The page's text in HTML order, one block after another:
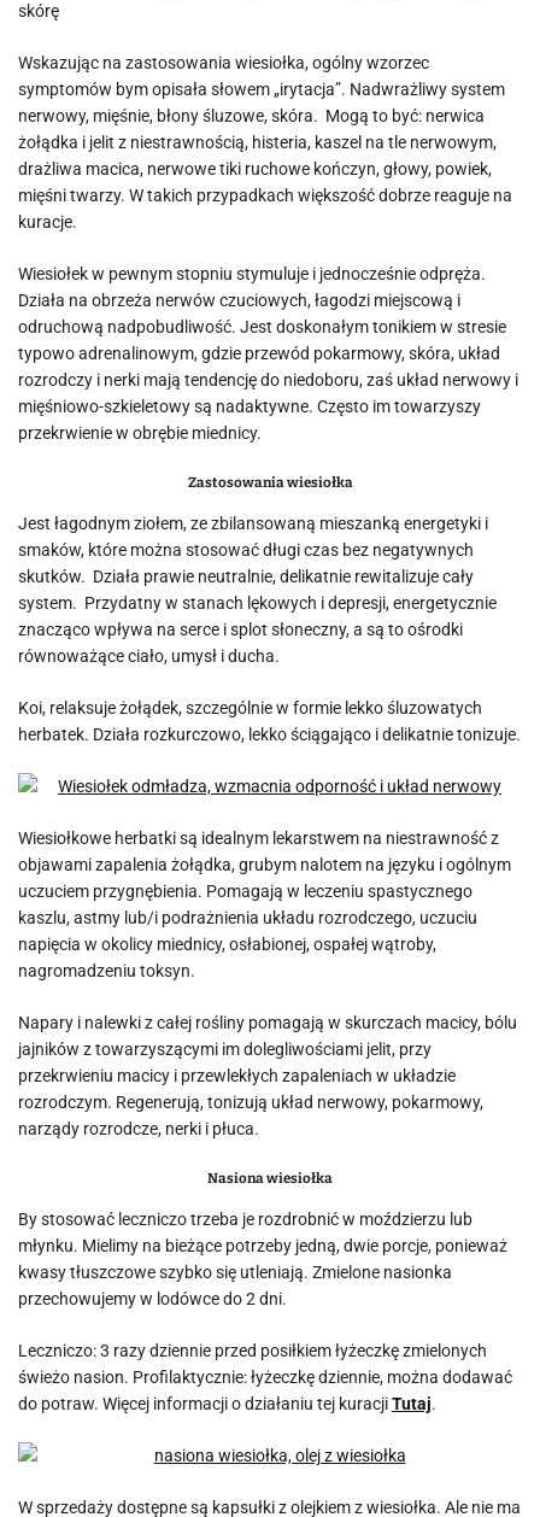
skórę
Wskazując na zastosowania wiesiołka, ogólny wzorzec
symptomów bym opisała słowem „irytacja”. Nadwrażliwy system
nerwowy, mięśnie, błony śluzowe, skóra. Mogą to być: nerwica
żołądka i jelit z niestrawnością, histeria, kaszel na tle nerwowym,
drażliwa macica, nerwowe tiki ruchowe kończyn, głowy, powiek,
mięśni twarzy. W takich przypadkach większość dobrze reaguje na
kuracje.
Wiesiołek w pewnym stopniu stymuluje i jednocześnie odpręża.
Działa na obrzeża nerwów czuciowych, łagodzi miejscową i
odruchową nadpobudliwość. Jest doskonałym tonikiem w stresie
typowo adrenalinowym, gdzie przewód pokarmowy, skóra, układ
rozrodczy i nerki mają tendencję do niedoboru, zaś układ nerwowy i
mięśniowo-szkieletowy są nadaktywne. Często im towarzyszy
przekrwienie w obrębie miednicy.
Zastosowania wiesiołka
Jest łagodnym ziołem, ze zbilansowaną mieszanką energetyki i
smaków, które można stosować długi czas bez negatywnych
skutków. Działa prawie neutralnie, delikatnie rewitalizuje cały
system. Przydatny w stanach lękowych i depresji, energetycznie
znacząco wpływa na serce i splot słoneczny, a są to ośrodki
równoważące ciało, umysł i ducha.
Koi, relaksuje żołądek, szczególnie w formie lekko śluzowatych
herbatek. Działa rozkurczowo, lekko ściągająco i delikatnie tonizuje.
Wiesiołkowe herbatki są idealnym lekarstwem na niestrawność z
objawami zapalenia żołądka, grubym nalotem na języku i ogólnym
uczuciem przygnębienia. Pomagają w leczeniu spastycznego
kaszlu, astmy lub/i podrażnienia układu rozrodczego, uczuciu
napięcia w okolicy miednicy, osłabionej, ospałej wątroby,
nagromadzeniu toksyn.
Napary i nalewki z całej rośliny pomagają w skurczach macicy, bólu
jajników z towarzyszącymi im dolegliwościami jelit, przy
przekrwieniu macicy i przewlekłych zapaleniach w układzie
rozrodczym. Regenerują, tonizują układ nerwowy, pokarmowy,
narządy rozrodcze, nerki i płuca.
Nasiona wiesiołka
By stosować leczniczo trzeba je rozdrobnić w moździerzu lub
młynku. Mielimy na bieżące potrzeby jedną, dwie porcje, ponieważ
kwasy tłuszczowe szybko się utleniają. Zmielone nasionka
przechowujemy w lodówce do 2 dni.
Leczniczo: 3 razy dziennie przed posiłkiem łyżeczkę zmielonych
świeżo nasion. Profilaktycznie: łyżeczkę dziennie, można dodawać
do potraw. Więcej informacji o działaniu tej kuracjiTutaj.
W sprzedaży dostępne są kapsułki z olejkiem z wiesiołka. Ale nie ma